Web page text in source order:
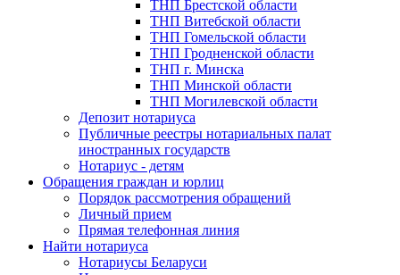
ТНП Брестской области
ТНП Витебской области
ТНП Гомельской области
ТНП Гродненской области
ТНП г. Минска
ТНП Минской области
ТНП Могилевской области
Депозит нотариуса
Публичные реестры нотариальных палат
иностранных государств
Нотариус - детям
Обращения граждан и юрлиц
Порядок рассмотрения обращений
Личный прием
Прямая телефонная линия
Найти нотариуса
Нотариусы Беларуси